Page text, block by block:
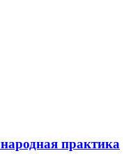
практика